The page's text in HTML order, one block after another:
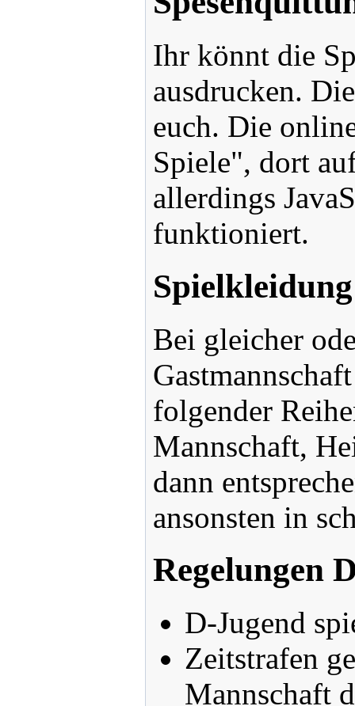
Ihr könnt die
ausdrucken.
euch. Die
Spiele", dort
allerdings
funktioniert.
Spielkleidung
Bei gleicher
folgender
Mannschaft,
dann
ansonsten in
Regelungen
D-Jugend
Zeitstrafen
Mannschaft